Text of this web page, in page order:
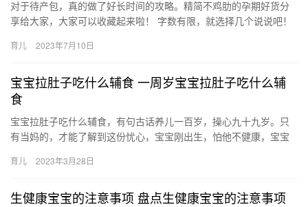
对于待产包，真的做了好长时间的攻略。精简不鸡肋的孕期好货分
享给大家，大家可以收藏起来啦！ 字数有限，就选择几个说说吧！
育儿 2023年7月10日
宝宝拉肚子吃什么辅食 一周岁宝宝拉肚子吃什么辅
食
宝宝拉肚子吃什么辅食，有句古话养儿一百岁，操心九十九岁。只
有当妈的，才能了解到这份忧心，宝宝刚出生，怕他不健康，宝宝
宝拉…
育儿 2023年3月28日
生健康宝宝的注意事项 盘点生健康宝宝的注意事项